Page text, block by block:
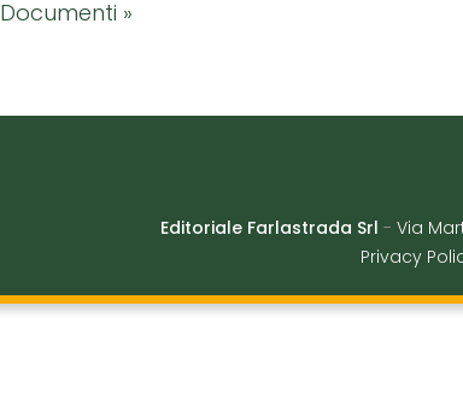
Documenti »
Editoriale Farlastrada Srl - Via
Privacy